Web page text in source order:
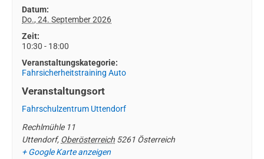
Datum:
Do., 24. September 2026
Zeit:
10:30 - 18:00
Veranstaltungskategorie:
Fahrsicherheitstraining Auto
Veranstaltungsort
Fahrschulzentrum Uttendorf
Rechlmühle 11
Uttendorf, Oberösterreich 5261 Österreich
+ Google Karte anzeigen